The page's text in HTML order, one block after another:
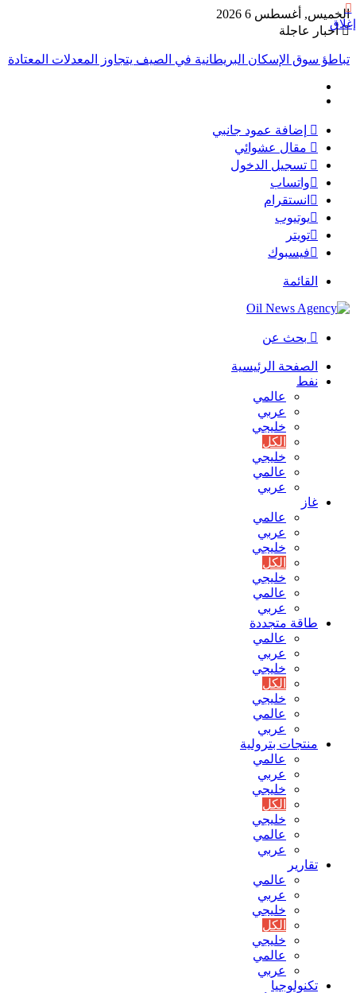
الخميس, أغسطس 6 2026
أخبار عاجلة
تباطؤ سوق الإسكان البريطانية في الصيف يتجاوز المعدلات المعتادة
إضافة عمود جانبي
مقال عشوائي
تسجيل الدخول
واتساب
انستقرام
يوتيوب
تويتر
فيسبوك
القائمة
بحث عن
الصفحة الرئيسية
نفط
عالمي
عربي
خليجي
الكل
خليجي
عالمي
عربي
غاز
عالمي
عربي
خليجي
الكل
خليجي
عالمي
عربي
طاقة متجددة
عالمي
عربي
خليجي
الكل
خليجي
عالمي
عربي
منتجات بترولية
عالمي
عربي
خليجي
الكل
خليجي
عالمي
عربي
تقارير
عالمي
عربي
خليجي
الكل
خليجي
عالمي
عربي
تكنولوجيا
إغلاق